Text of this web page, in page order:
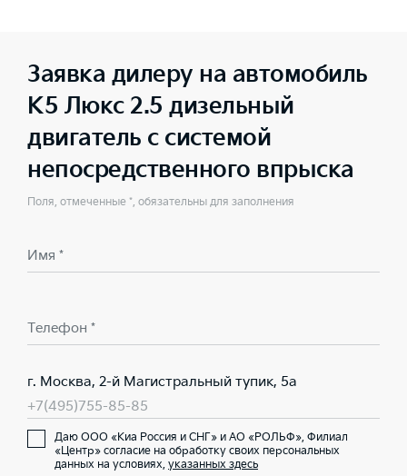
Заявка дилеру на автомобиль
K5 Люкс 2.5 дизельный
двигатель с системой
непосредственного впрыска
Поля, отмеченные *, обязательны для заполнения
Имя *
Телефон *
г. Москва, 2-й Магистральный тупик, 5а
+7(495)755-85-85
Даю ООО «Киа Россия и СНГ» и АО «РОЛЬФ», Филиал
«Центр» согласие на обработку своих персональных
данных на условиях, указанных здесь